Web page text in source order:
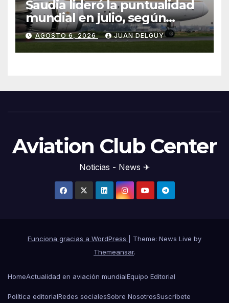
Saudia lideró la puntualidad
mundial en julio, según
Cirium
AGOSTO 6, 2026 JUAN DELGUY
Aviation Club Center
Noticias - News ✈
Funciona gracias a WordPress
Theme: News Live by
Themeansar.
HomeActualidad en aviación mundialEquipo Editorial
Política editorialRedes socialesSobre NosotrosSuscríbete